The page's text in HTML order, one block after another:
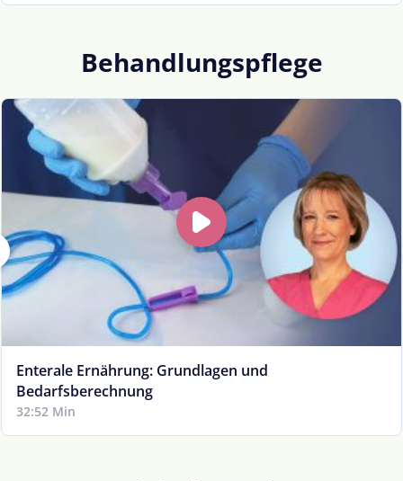
Behandlungspflege
Enterale Ernährung: Grundlagen und
Bedarfsberechnung
32:52 Min